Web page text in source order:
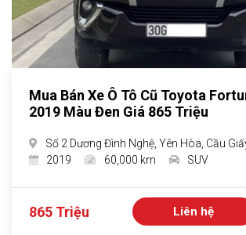
Mua Bán Xe Ô Tô Cũ Toyota
2019 Màu Đen Giá 865 Triệu
Số 2 Dương Đình Nghệ, Yên Hòa, Cầu
2019
60,000 km SUV
865 Triệu Liên hệ